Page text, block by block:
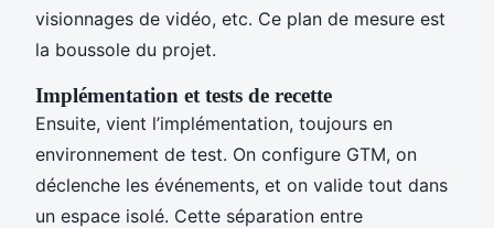
visionnages de vidéo, etc. Ce plan de mesure est
la boussole du projet.
Implémentation et tests de recette
Ensuite, vient l’implémentation, toujours en
environnement de test. On configure GTM, on
déclenche les événements, et on valide tout dans
un espace isolé. Cette séparation entre